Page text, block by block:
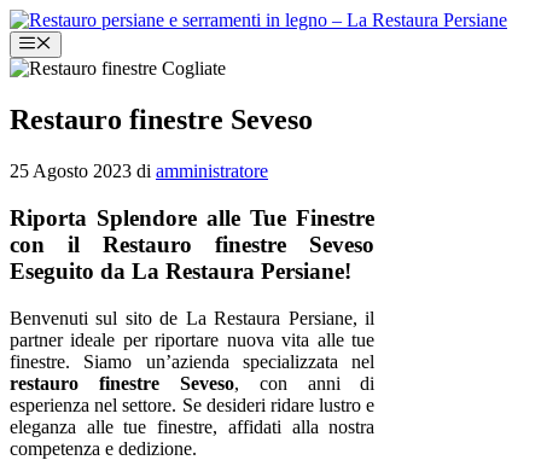
Vai
al
contenuto
Menu
Restauro finestre Seveso
25 Agosto 2023 di amministratore
Riporta Splendore alle Tue Finestre
con il Restauro finestre Seveso
Eseguito da La Restaura Persiane!
Benvenuti sul sito de La Restaura Persiane, il
partner ideale per riportare nuova vita alle tue
finestre. Siamo un’azienda specializzata nel
restauro finestre Seveso, con anni di
esperienza nel settore. Se desideri ridare lustro e
eleganza alle tue finestre, affidati alla nostra
competenza e dedizione.